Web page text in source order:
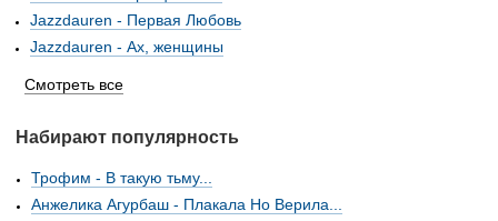
Jazzdauren - Первая Любовь
Jazzdauren - Ах, женщины
Смотреть все
Набирают популярность
Трофим - В такую тьму...
Анжелика Агурбаш - Плакала Но Верила...